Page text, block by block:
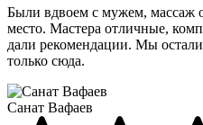
Были вдвоем с мужем, массаж
место. Мастера отличные,
дали рекомендации. Мы
только сюда.
Санат Вафаев